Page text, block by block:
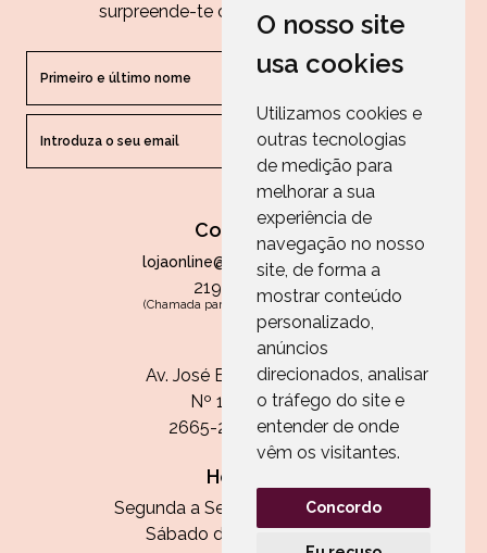
O nosso site
usa cookies
Utilizamos cookies e
outras tecnologias
de medição para
melhorar a sua
experiência de
navegação no nosso
site, de forma a
mostrar conteúdo
personalizado,
anúncios
direcionados, analisar
o tráfego do site e
entender de onde
vêm os visitantes.
Concordo
surpreende-te com as nossas dicas.
ENVIAR
Contactos
lojaonline@paperandarts.pt
219 862 836
(Chamada para a rede fixa nacional)
Loja
Av. José Batista Antunes
Nº 11, Loja 10
2665-236 Malveira
Horário:
Segunda a Sexta das 13h às 20h
Sábado das 9h30 às 13h